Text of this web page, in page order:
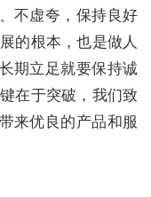
不虚夸，保持良好
的根本，也是做人
期立足就要保持诚
在于突破，我们致
来优良的产品和服